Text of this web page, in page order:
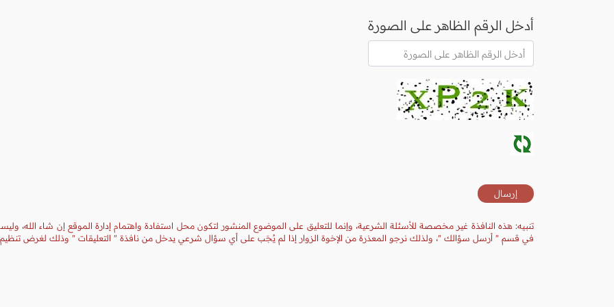
أدخل الرقم الظاهر على الصورة
تنبيه: هذه النافذة غير مخصصة للأسئلة الشرعية، وإنما للتعليق على الموضوع المنشور لتكون محل استفادة واهتمام إدارة الموقع إن شاء الله،
في قسم " أرسل سؤالك "، ولذلك نرجو المعذرة من الإخوة الزوار إذا لم يُجَب على أي سؤال شرعي يدخل من نافذة " التعليقات " وذلك لغرض